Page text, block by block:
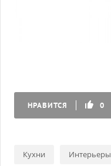
НРАВИТСЯ 0
Кухни Интерьеры